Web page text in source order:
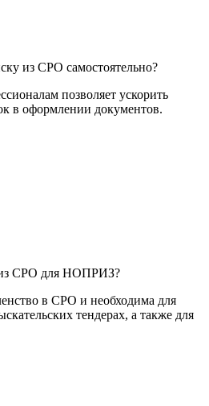
из СРО самостоятельно?
позволяет ускорить
в оформлении документов.
СРО для НОПРИЗ?
в СРО и необходима для
тендерах, а также для